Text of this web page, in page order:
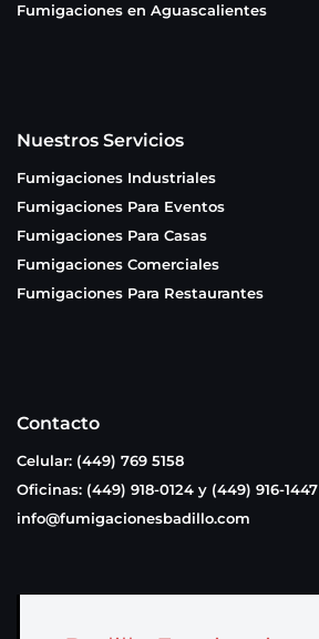
Fumigaciones en Aguascalientes
Nuestros Servicios
Fumigaciones Industriales
Fumigaciones Para Eventos
Fumigaciones Para Casas
Fumigaciones Comerciales
Fumigaciones Para Restaurantes
Contacto
Celular: (449) 769 5158
Oficinas: (449) 918-0124 y (449) 916-1447
info@fumigacionesbadillo.com